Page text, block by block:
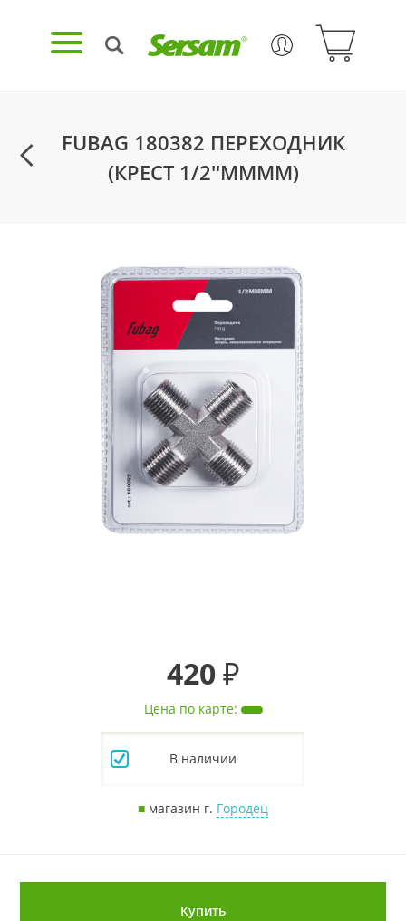
FUBAG 180382 ПЕРЕХОДНИК
(КРЕСТ 1/2''MMMM)
420 ₽
Цена по карте:
В наличии
■ магазин г. Городец
Купить